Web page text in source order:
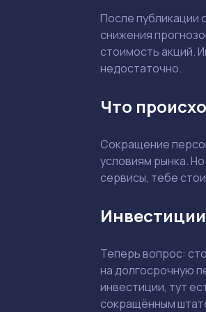
После публикации
снижения
стоимость акций.
недостаточно.
Что
Сокращение
условиям рынка.
сервисы, тебе
Теперь вопрос:
на долгосрочную
инвестиции, тут
сокращённым